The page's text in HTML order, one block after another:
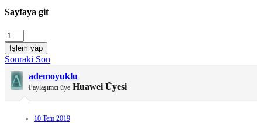
Sayfaya git
İşlem yap
Sonraki Son
A ademoyuklu
Paylaşımcı üye Huawei Üyesi
10 Tem 2019